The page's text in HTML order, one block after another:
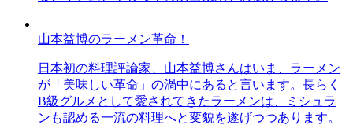
山本益博のラーメン革命！
日本初の料理評論家、山本益博さんはいま、ラーメン
が「美味しい革命」の渦中にあると言います。長らく
B級グルメとして愛されてきたラーメンは、ミシュラ
ンも認める一流の料理へと変貌を遂げつつあります。